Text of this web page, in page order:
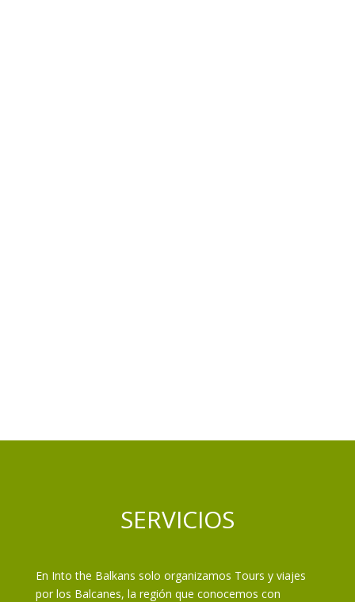
SERVICIOS
En Into the Balkans solo organizamos Tours y viajes
por los Balcanes, la región que conocemos con